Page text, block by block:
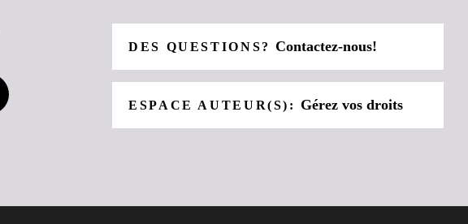
DES QUESTIONS?Contactez-nous!
ESPACE AUTEUR(S): Gérez vos droits